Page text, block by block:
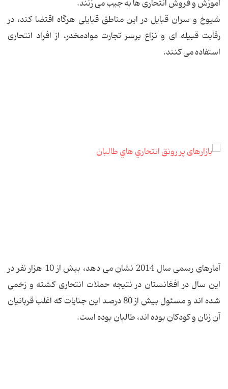
آموزش و فروش انتحاری ها به جیب می زنند.
شیوخ و سران قبایل در این مناطق قبایلی هرگاه اقتضا کند، در
رقابت قبیله ای و نزاع برسر تجارت موادمخدر، از افراد انتحاری
استفاده می کنند.
آمارهای رسمی سال 2014 نشان می دهد، بیش از 10 هزار نفر در
این سال در افغانستان در نتیجه حملات انتحاری کشته و زخمی
شده اند و مسئول بیش از 80 درصد این جنایات که اغلب قربانیان
آن زنان و کودکان بوده اند، طالبان بوده است.